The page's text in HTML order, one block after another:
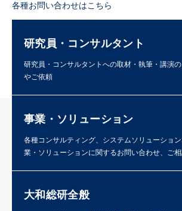
各種お問い合わせはこちら
研究員・コンサルタント
研究員・コンサルタントへの取材・執筆・講演
やご依頼
事業・ソリューション
各種コンサルティング、システムソリューショ
業・ソリューションに関するお問い合わせ、ご
大和総研全般